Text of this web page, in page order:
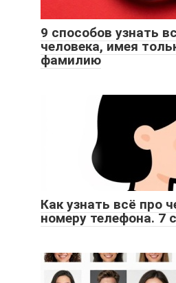
9 способов узнать
человека, имея
фамилию
Как узнать всё про
номеру телефона. 7